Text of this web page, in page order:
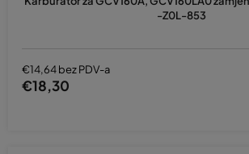
-Z0L-853
€14,64 bez PDV-a
€18,30